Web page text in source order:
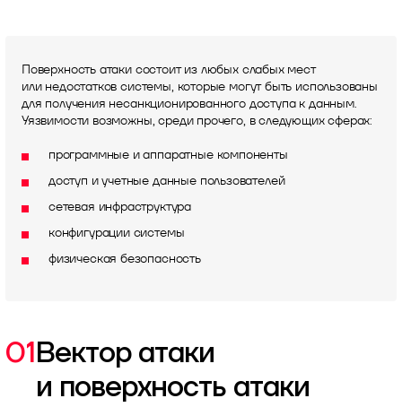
Поверхность атаки состоит из любых слабых мест
или недостатков системы, которые могут быть использованы
для получения несанкционированного доступа к данным.
Уязвимости возможны, среди прочего, в следующих сферах:
программные и аппаратные компоненты
доступ и учетные данные пользователей
сетевая инфраструктура
конфигурации системы
физическая безопасность
01Вектор атаки
и поверхность атаки